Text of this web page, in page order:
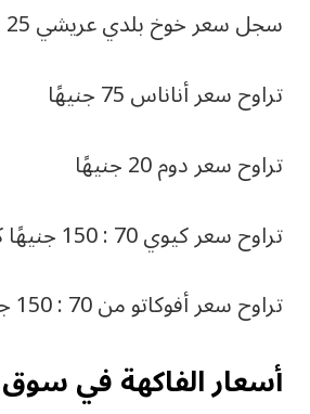
سجل سعر خوخ بلدي عريشي 25 : 60 جنيهًا للكيلو
تراوح سعر أناناس 75 جنيهًا
تراوح سعر دوم 20 جنيهًا
تراوح سعر كيوي 70 : 150 جنيهًا كرتونة
تراوح سعر أفوكاتو من 70 : 150 جنيهًا قفص.
أسعار الفاكهة في سوق